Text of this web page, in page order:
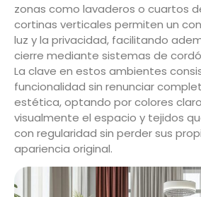
zonas como lavaderos o cuartos
cortinas verticales permiten un
luz y la privacidad, facilitando
cierre mediante sistemas de
La clave en estos ambientes
funcionalidad sin renunciar
estética, optando por colores
visualmente el espacio y tejidos
con regularidad sin perder sus
apariencia original.